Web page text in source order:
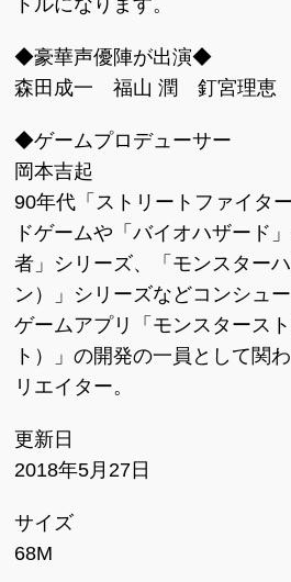
トルになります。
◆豪華声優陣が出演◆
森田成一 福山 潤 釘宮理恵
◆ゲームプロデューサー
岡本吉起
90年代「ストリートファイタ
ドゲームや「バイオハザード
者」シリーズ、「モンスター
ン）」シリーズなどコンシュ
ゲームアプリ「モンスタース
ト）」の開発の一員として関
リエイター。
更新日
2018年5月27日
サイズ
68M